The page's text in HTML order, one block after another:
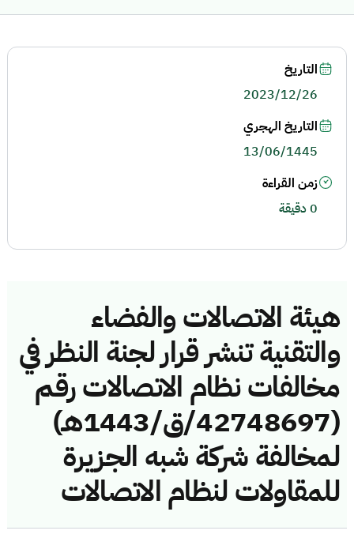
هيئة الاتصالات والفضاء
والتقنية تنشر قرار لجنة النظر في
مخالفات نظام الاتصالات رقم
(42748697/ق/1443هـ)
لمخالفة شركة شبه الجزيرة
للمقاولات لنظام الاتصالات
التاريخ
2023/12/26
التاريخ الهجري
13/06/1445
زمن القراءة
0 دقيقة